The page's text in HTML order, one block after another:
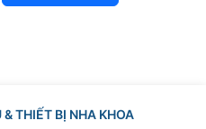
THIẾT BỊ NHA KHOA